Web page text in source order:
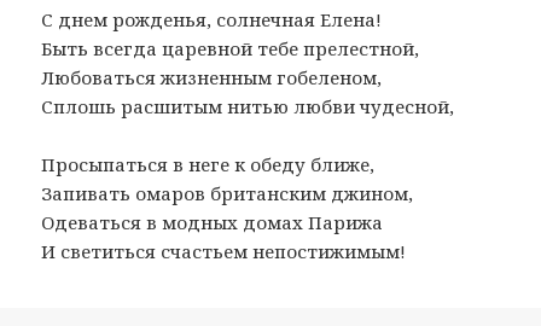
С днем рожденья, солнечная Елена!
Быть всегда царевной тебе прелестной,
Любоваться жизненным гобеленом,
Сплошь расшитым нитью любви чудесной,
Просыпаться в неге к обеду ближе,
Запивать омаров британским джином,
Одеваться в модных домах Парижа
И светиться счастьем непостижимым!